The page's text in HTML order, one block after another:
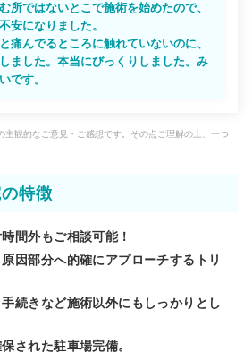
所ではないとこで施術を始めたので、
安になりました。
痛んでるところに触れていないのに、
ました。本当にびっくりしました。み
です。
主観的なご意見・ご感想です。その点ご理解の上、一つ
特徴
間外もご相談可能！
因部分へ的確にアプローチするトリ
続きなど施術以外にもしっかりとし
された駐車場完備。